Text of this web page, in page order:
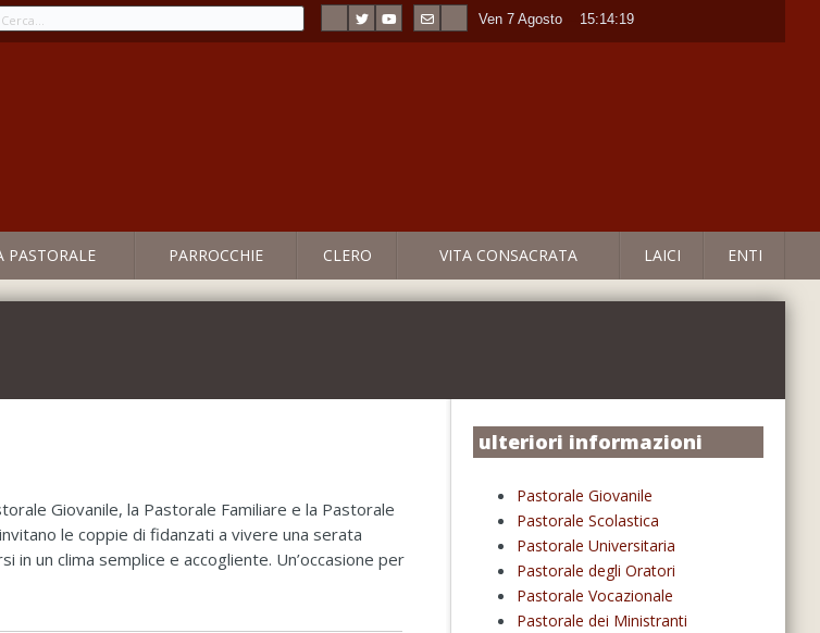
Ven 7 Agosto 15:14:20
PASTORALE PARROCCHIE CLERO VITA CONSACRATA LAICI ENTI
Giovanile, la Pastorale Familiare e la Pastorale
le coppie di fidanzati a vivere una serata
in un clima semplice e accogliente. Un’occasione per
ulteriori informazioni
Pastorale Giovanile
Pastorale Scolastica
Pastorale Universitaria
Pastorale degli Oratori
Pastorale Vocazionale
Pastorale dei Ministranti